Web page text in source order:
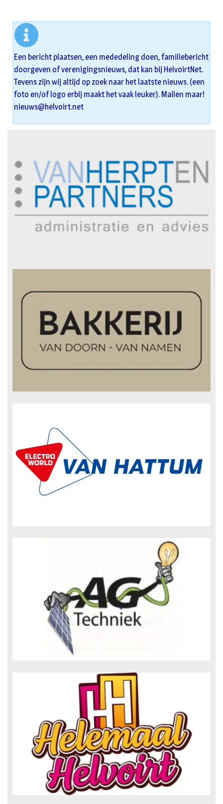
Een bericht plaatsen, een mededeling doen, familiebericht
doorgeven of verenigingsnieuws, dat kan bij HelvoirtNet.
Tevens zijn wij altijd op zoek naar het laatste nieuws. (een
foto en/of logo erbij maakt het vaak leuker). Mailen maar!
nieuws@helvoirt.net